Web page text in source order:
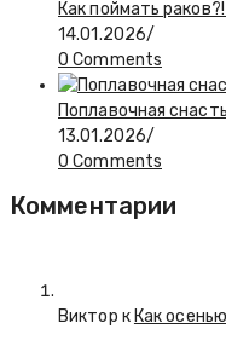
Как поймать
14.01.2026/
0 Comments
Поплавочная
13.01.2026/
0 Comments
Комментарии
Виктор к Как